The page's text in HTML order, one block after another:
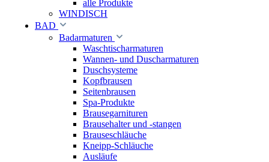
alle Produkte
WINDISCH
BAD
Badarmaturen
Waschtischarmaturen
Wannen- und Duscharmaturen
Duschsysteme
Kopfbrausen
Seitenbrausen
Spa-Produkte
Brausegarnituren
Brausehalter und -stangen
Brauseschläuche
Kneipp-Schläuche
Ausläufe